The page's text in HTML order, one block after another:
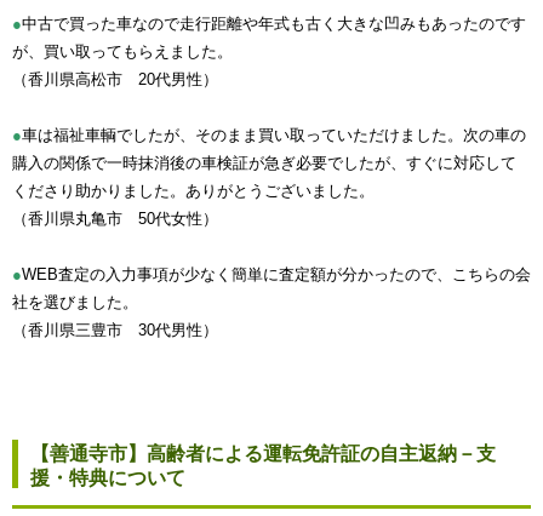
●中古で買った車なので走行距離や年式も古く大きな凹みもあったのです
が、買い取ってもらえました。
（香川県高松市 20代男性）
●車は福祉車輌でしたが、そのまま買い取っていただけました。次の車の
購入の関係で一時抹消後の車検証が急ぎ必要でしたが、すぐに対応して
くださり助かりました。ありがとうございました。
（香川県丸亀市 50代女性）
●WEB査定の入力事項が少なく簡単に査定額が分かったので、こちらの会
社を選びました。
（香川県三豊市 30代男性）
【善通寺市】高齢者による運転免許証の自主返納－支
援・特典について